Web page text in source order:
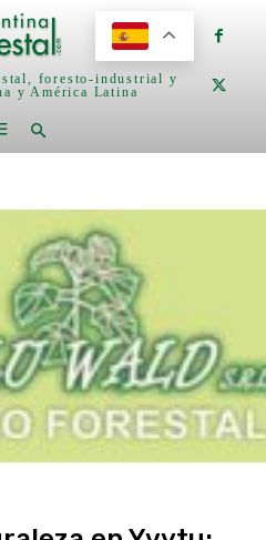
foresto-industrial y
y América Latina